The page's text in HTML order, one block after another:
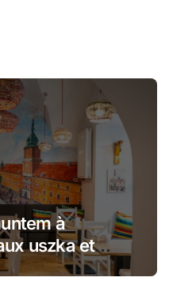
à
uszka et
Royal